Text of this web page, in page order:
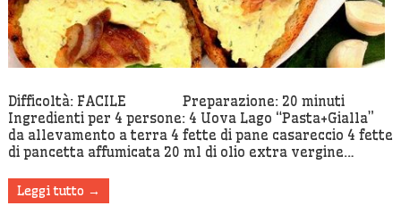
Difficoltà: FACILE Preparazione: 20 minuti
Ingredienti per 4 persone: 4 Uova Lago “Pasta+Gialla”
da allevamento a terra 4 fette di pane casareccio 4 fette
di pancetta affumicata 20 ml di olio extra vergine…
Leggi tutto →